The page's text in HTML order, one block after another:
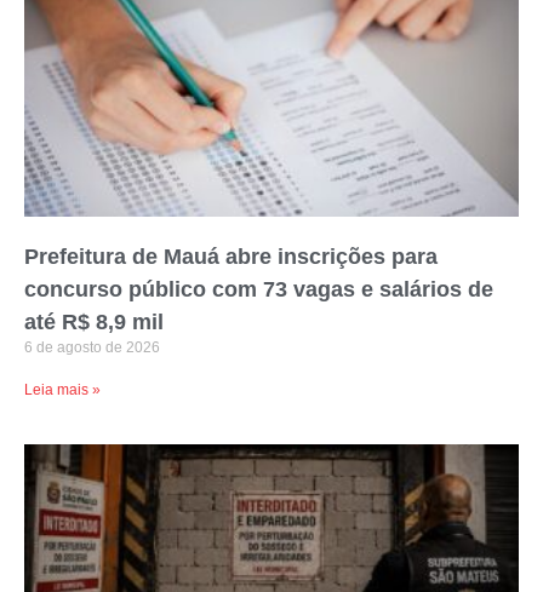
Prefeitura de Mauá abre inscrições para
concurso público com 73 vagas e salários de
até R$ 8,9 mil
6 de agosto de 2026
Leia mais »